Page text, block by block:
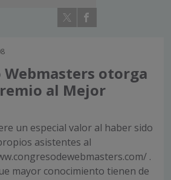
Webmasters otorga
al Mejor
un especial valor al haber sido
asistentes al
.
mayor conocimiento tienen de